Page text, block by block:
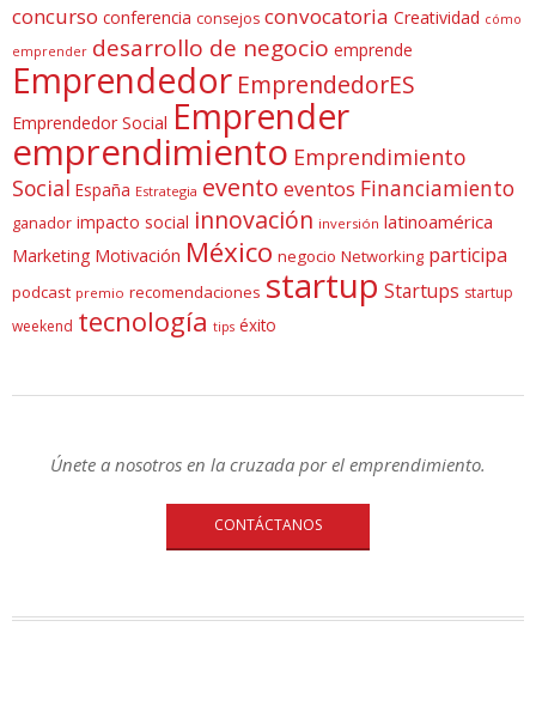
concurso conferencia consejos convocatoria Creatividad cómo
emprender desarrollo de negocio emprende
Emprendedor EmprendedorES
Emprendedor Social Emprender
emprendimiento Emprendimiento
Social España Estrategia evento eventos Financiamiento
ganador impacto social innovación inversión latinoamérica
Marketing Motivación México negocio Networking participa
podcast premio recomendaciones startup Startups startup
weekend tecnología tips éxito
Únete a nosotros en la cruzada por el emprendimiento.
CONTÁCTANOS